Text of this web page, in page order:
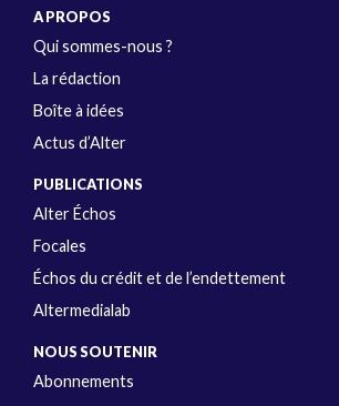
A PROPOS
Qui sommes-nous ?
La rédaction
Boîte à idées
Actus d’Alter
PUBLICATIONS
Alter Échos
Focales
Échos du crédit et de l’endettement
Altermedialab
NOUS SOUTENIR
Abonnements